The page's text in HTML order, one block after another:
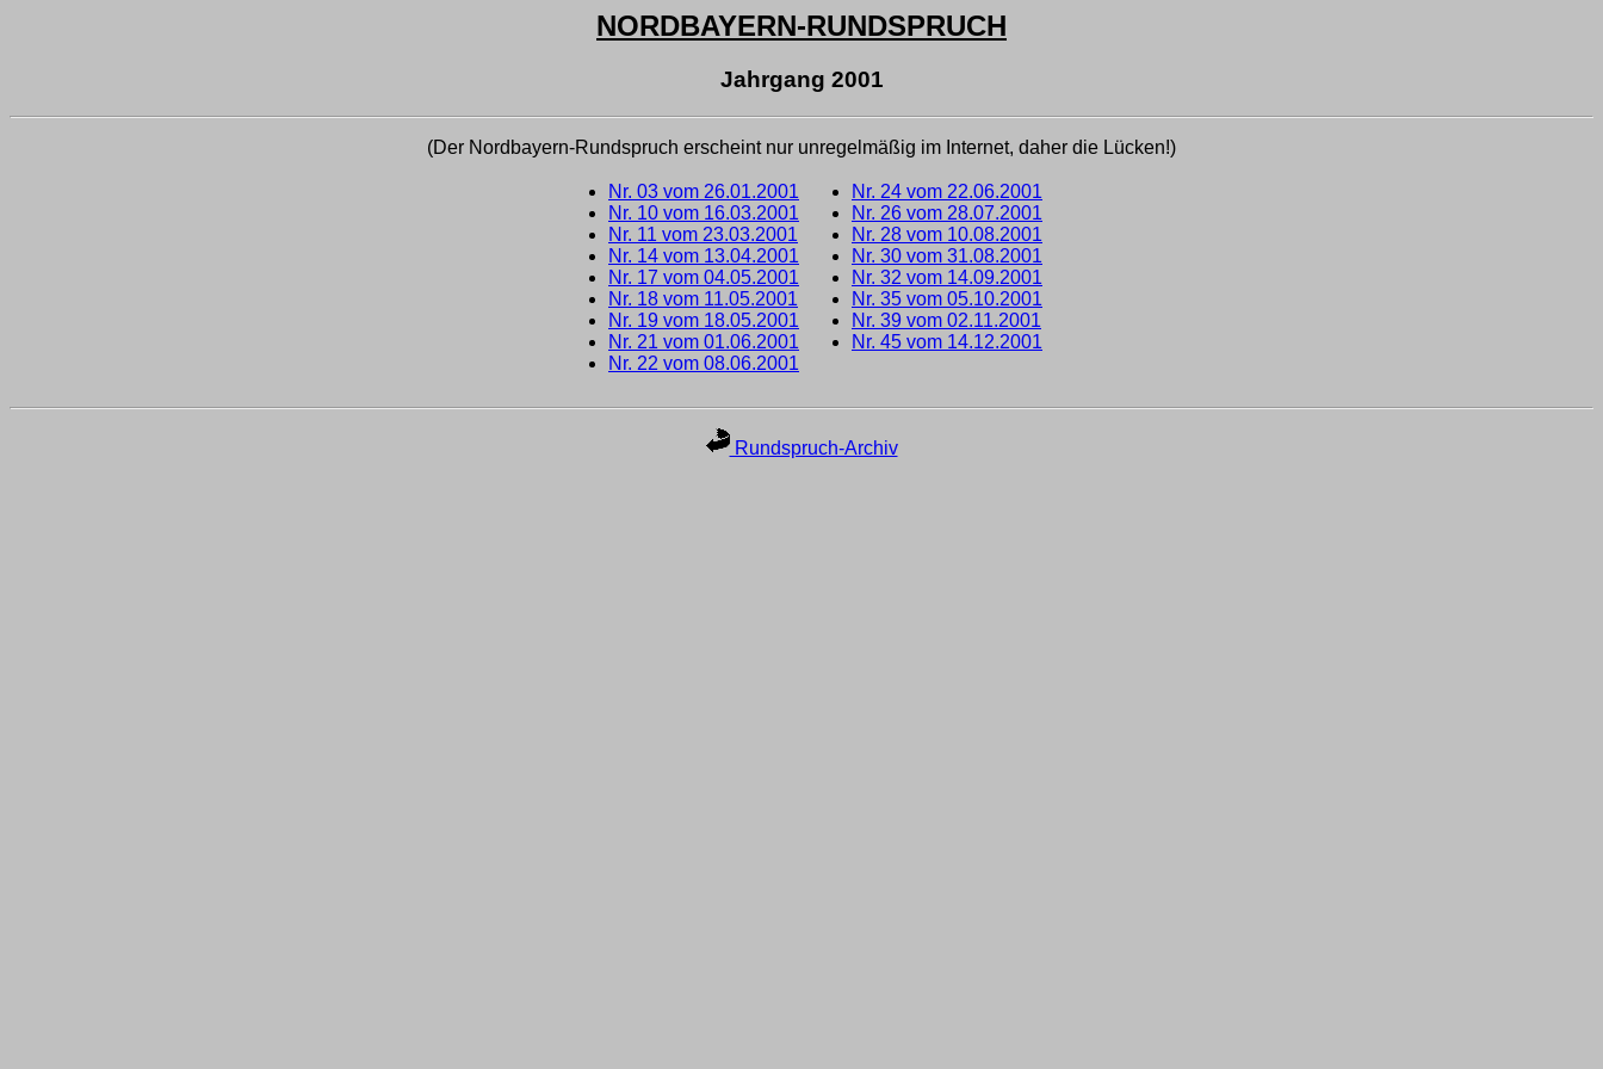
NORDBAYERN-RUNDSPRUCH
Jahrgang 2001
(Der Nordbayern-Rundspruch erscheint nur unregelmäßig im Internet, daher die Lücken!)
Nr. 03 vom 26.01.2001
Nr. 10 vom 16.03.2001
Nr. 11 vom 23.03.2001
Nr. 14 vom 13.04.2001
Nr. 17 vom 04.05.2001
Nr. 18 vom 11.05.2001
Nr. 19 vom 18.05.2001
Nr. 21 vom 01.06.2001
Nr. 22 vom 08.06.2001
Nr. 24 vom 22.06.2001
Nr. 26 vom 28.07.2001
Nr. 28 vom 10.08.2001
Nr. 30 vom 31.08.2001
Nr. 32 vom 14.09.2001
Nr. 35 vom 05.10.2001
Nr. 39 vom 02.11.2001
Nr. 45 vom 14.12.2001
Rundspruch-Archiv